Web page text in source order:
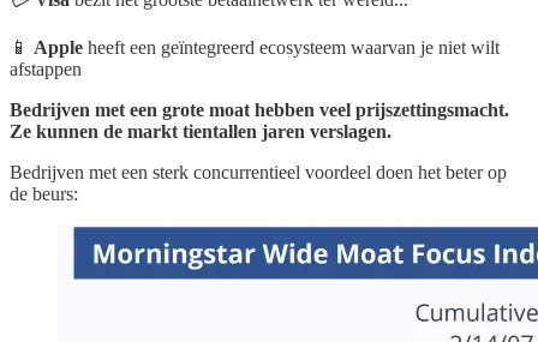
📱 Apple heeft een geïntegreerd ecosysteem waarvan je niet wilt
afstappen
Bedrijven met een grote moat hebben veel prijszettingsmacht.
Ze kunnen de markt tientallen jaren verslagen.
Bedrijven met een sterk concurrentieel voordeel doen het beter op
de beurs: